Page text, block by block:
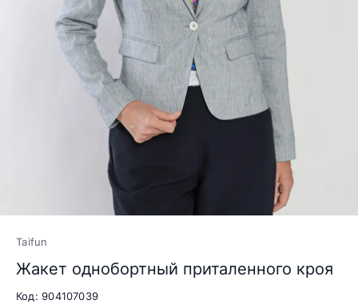
Taifun
Жакет однобортный приталенного кроя
Код: 904107039